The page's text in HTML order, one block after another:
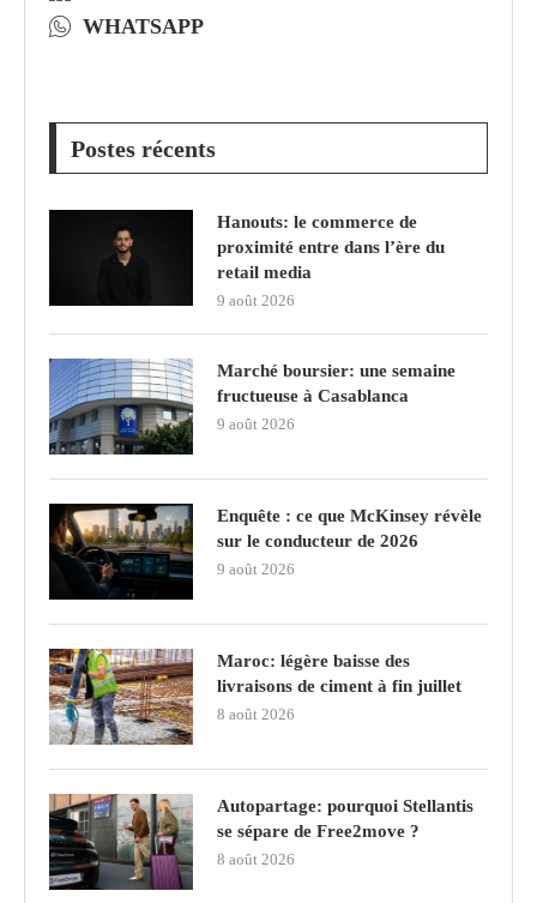
WHATSAPP
Postes récents
Hanouts: le commerce de
proximité entre dans l’ère du
retail media
9 août 2026
Marché boursier: une semaine
fructueuse à Casablanca
9 août 2026
Enquête : ce que McKinsey révèle
sur le conducteur de 2026
9 août 2026
Maroc: légère baisse des
livraisons de ciment à fin juillet
8 août 2026
Autopartage: pourquoi Stellantis
se sépare de Free2move ?
8 août 2026